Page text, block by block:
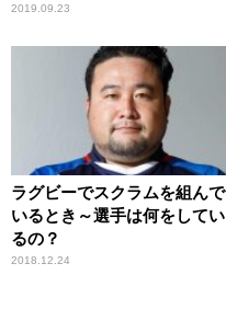
2019.09.23
ラグビーでスクラムを組んで
いるとき～選手は何をしてい
るの？
2018.12.24